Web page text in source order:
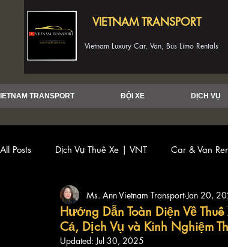
VIETNAM TRANSPORT
Vietnam Luxury Car, Van, Bus Limo Rentals
TRANSPORT ĐỘI XE DỊCH VỤ
All Posts Dịch Vụ Thuê Xe | VNT Car & Van
Hướng Dẫn Toàn Diện Về
Cả, Dịch Vụ và Kinh Nghiệm
Ms. Ann Vietnam Transport Jan 20,
Updated:Jul 30, 2025